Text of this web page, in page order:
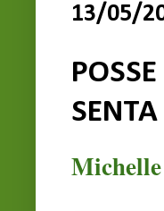
13/05/